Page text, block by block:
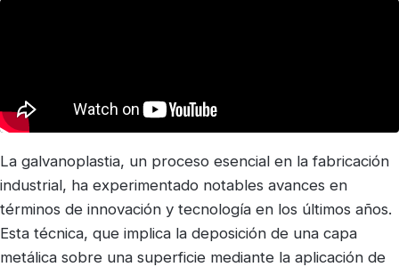
La galvanoplastia, un proceso esencial en la fabricación
industrial, ha experimentado notables avances en
términos de innovación y tecnología en los últimos años.
Esta técnica, que implica la deposición de una capa
metálica sobre una superficie mediante la aplicación de